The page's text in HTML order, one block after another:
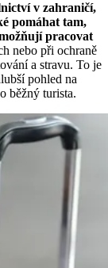
v zahraničí,
pomáhat tam,
pracovat
nebo při ochraně
a stravu. To je
pohled na
běžný turista.